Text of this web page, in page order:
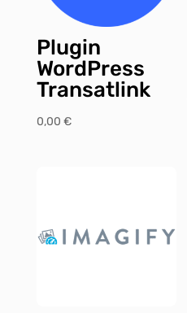
Plugin
WordPress
Transatlink
0,00 €